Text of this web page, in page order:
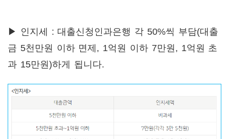
▶ 인지세 : 대출신청인과은행 각 50%씩 부담(대출
금 5천만원 이하 면제, 1억원 이하 7만원, 1억원 초
과 15만원)하게 됩니다.